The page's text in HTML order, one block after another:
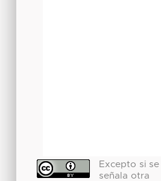
Excepto si se
señala otra